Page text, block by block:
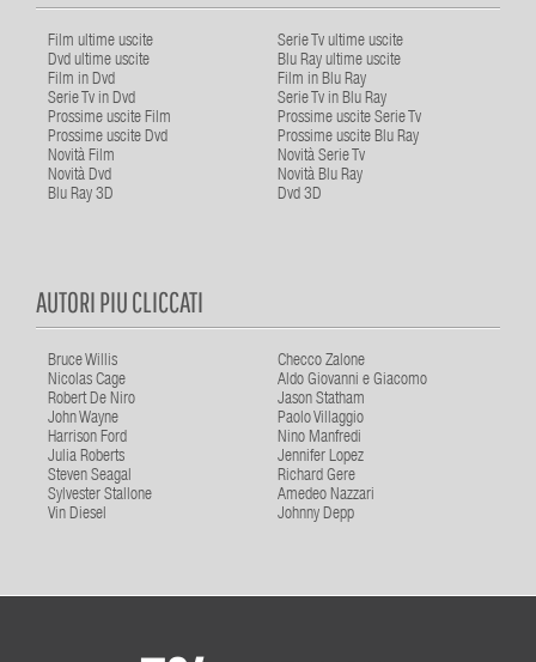
Film ultime uscite
Serie Tv ultime uscite
Dvd ultime uscite
Blu Ray ultime uscite
Film in Dvd
Film in Blu Ray
Serie Tv in Dvd
Serie Tv in Blu Ray
Prossime uscite Film
Prossime uscite Serie Tv
Prossime uscite Dvd
Prossime uscite Blu Ray
Novità Film
Novità Serie Tv
Novità Dvd
Novità Blu Ray
Blu Ray 3D
Dvd 3D
AUTORI PIU CLICCATI
Bruce Willis
Checco Zalone
Nicolas Cage
Aldo Giovanni e Giacomo
Robert De Niro
Jason Statham
John Wayne
Paolo Villaggio
Harrison Ford
Nino Manfredi
Julia Roberts
Jennifer Lopez
Steven Seagal
Richard Gere
Sylvester Stallone
Amedeo Nazzari
Vin Diesel
Johnny Depp